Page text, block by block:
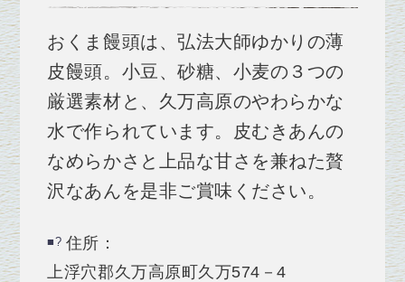
おくま饅頭は、弘法大師ゆかりの薄
皮饅頭。小豆、砂糖、小麦の３つの
厳選素材と、久万高原のやわらかな
水で作られています。皮むきあんの
なめらかさと上品な甘さを兼ねた贅
沢なあんを是非ご賞味ください。
住所：
上浮穴郡久万高原町久万574－4